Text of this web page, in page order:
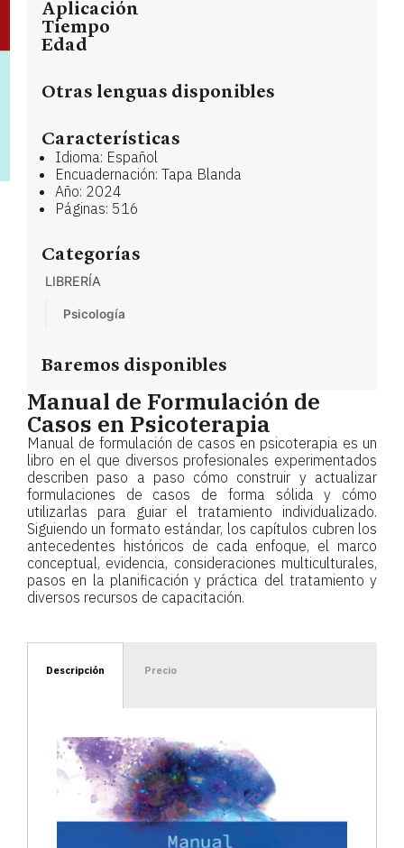
Aplicación
Tiempo
Edad
Otras lenguas disponibles
Características
Idioma: Español
Encuadernación: Tapa Blanda
Año: 2024
Páginas: 516
Categorías
LIBRERÍA
Psicología
Baremos disponibles
Manual de Formulación de
Casos en Psicoterapia
Manual de formulación de casos en psicoterapia es un
libro en el que diversos profesionales experimentados
describen paso a paso cómo construir y actualizar
formulaciones de casos de forma sólida y cómo
utilizarlas para guiar el tratamiento individualizado.
Siguiendo un formato estándar, los capítulos cubren los
antecedentes históricos de cada enfoque, el marco
conceptual, evidencia, consideraciones multiculturales,
pasos en la planificación y práctica del tratamiento y
diversos recursos de capacitación.
Descripción Precio